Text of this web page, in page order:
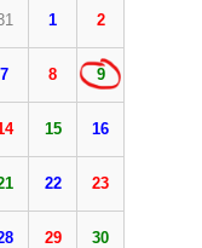
1 2
7 8 9
15 16
22 23
29 30